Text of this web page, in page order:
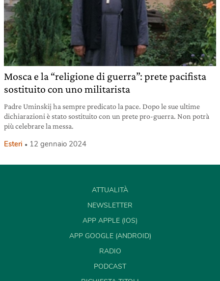
Mosca e la “religione di guerra”: prete pacifista
sostituito con uno militarista
Padre Uminskij ha sempre predicato la pace. Dopo le sue ultime
dichiarazioni è stato sostituito con un prete pro-guerra. Non potrà
più celebrare la messa.
Esteri 12 gennaio 2024
ATTUALITÀ
NEWSLETTER
APP APPLE (IOS)
APP GOOGLE (ANDROID)
RADIO
PODCAST